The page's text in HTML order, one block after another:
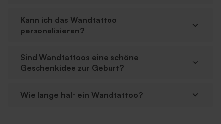
Kann ich das Wandtattoo
personalisieren?
Sind Wandtattoos eine schöne
Geschenkidee zur Geburt?
Wie lange hält ein Wandtattoo?